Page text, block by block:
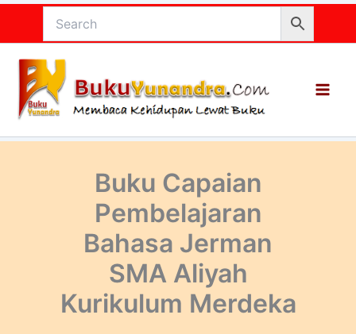
konten
Buku Capaian
Pembelajaran
Bahasa Jerman
SMA Aliyah
Kurikulum Merdeka